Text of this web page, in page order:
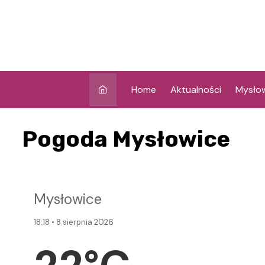
Home Aktualności
Pogoda Mysłowice
Mysłowice
18:18 • 8 sierpnia 2026